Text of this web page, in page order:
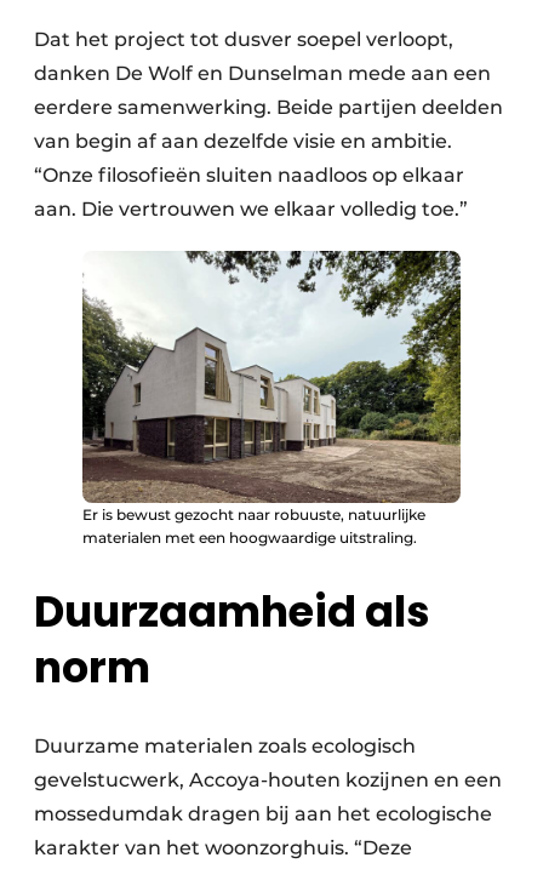
Dat het project tot dusver soepel verloopt,
danken De Wolf en Dunselman mede aan een
eerdere samenwerking. Beide partijen deelden
van begin af aan dezelfde visie en ambitie.
“Onze filosofieën sluiten naadloos op elkaar
aan. Die vertrouwen we elkaar volledig toe.”
Er is bewust gezocht naar robuuste, natuurlijke
materialen met een hoogwaardige uitstraling.
Duurzaamheid als
norm
Duurzame materialen zoals ecologisch
gevelstucwerk, Accoya-houten kozijnen en een
mossedumdak dragen bij aan het ecologische
karakter van het woonzorghuis. “Deze